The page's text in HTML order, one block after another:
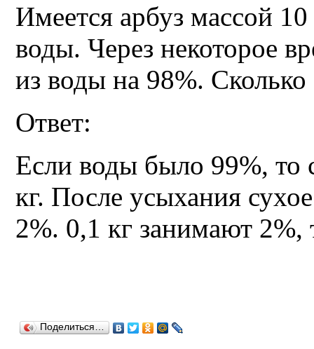
Имеется арбуз массой
воды. Через некоторое
из воды на 98%. Сколько
Ответ:
Если воды было 99%, то
кг. После усыхания
2%. 0,1 кг занимают 2%,
Поделиться…